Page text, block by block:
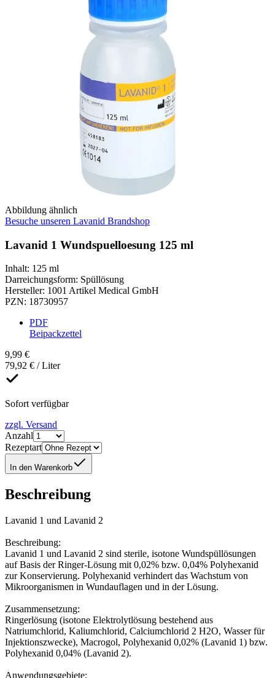
Abbildung ähnlich
Besuche unseren Lavanid Brandshop
Lavanid 1 Wundspuelloesung 125 ml
Inhalt: 125 ml
Darreichungsform: Spüllösung
Hersteller: 1001 Artikel Medical GmbH
PZN: 18730957
PDF
Beipackzettel
9,99 €
79,92 € / Liter
Sofort verfügbar
zzgl. Versand
Anzahl
Rezeptart
In den Warenkorb
Beschreibung
Lavanid 1 und Lavanid 2
Beschreibung:
Lavanid 1 und Lavanid 2 sind sterile, isotone Wundspüllösungen
auf Basis der Ringer-Lösung mit 0,02% bzw. 0,04% Polyhexanid
zur Konservierung. Polyhexanid verhindert das Wachstum von
Mikroorganismen in Wundauflagen und in der Lösung.
Zusammensetzung:
Ringerlösung (isotone Elektrolytlösung bestehend aus
Natriumchlorid, Kaliumchlorid, Calciumchlorid 2 H2O, Wasser für
Injektionszwecke), Macrogol, Polyhexanid 0,02% (Lavanid 1) bzw.
Polyhexanid 0,04% (Lavanid 2).
Anwendungsgebiete: